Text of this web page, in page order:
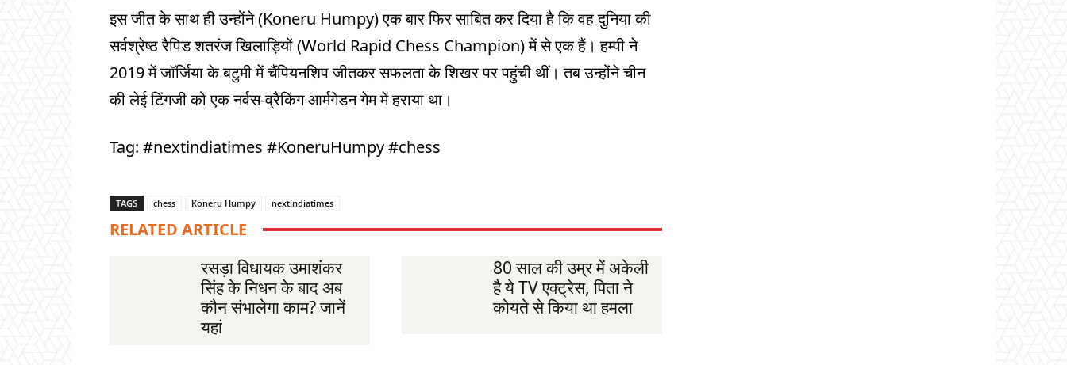
इस जीत के साथ ही उन्होंने (Koneru Humpy) एक बार फिर साबित कर दिया है कि वह दुनिया की
सर्वश्रेष्ठ रैपिड शतरंज खिलाड़ियों (World Rapid Chess Champion) में से एक हैं। हम्पी ने
2019 में जॉर्जिया के बटुमी में चैंपियनशिप जीतकर सफलता के शिखर पर पहुंची थीं। तब उन्होंने चीन
की लेई टिंगजी को एक नर्वस-व्रैकिंग आर्मगेडन गेम में हराया था।
Tag: #nextindiatimes #KoneruHumpy #chess
TAGS chess Koneru Humpy nextindiatimes
RELATED ARTICLE
रसड़ा विधायक उमाशंकर
सिंह के निधन के बाद अब
कौन संभालेगा काम? जानें
यहां
80 साल की उम्र में अकेली
है ये TV एक्ट्रेस, पिता ने
कोयते से किया था हमला